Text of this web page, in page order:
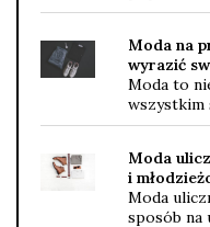
Moda na
wyrazić
Moda to
wszystkim
Moda
i
Moda
sposób na